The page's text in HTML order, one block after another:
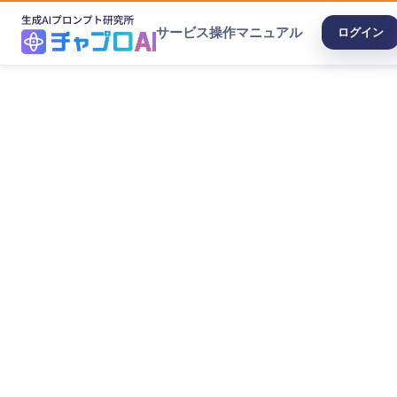
サービス操作マニュアル ログイン